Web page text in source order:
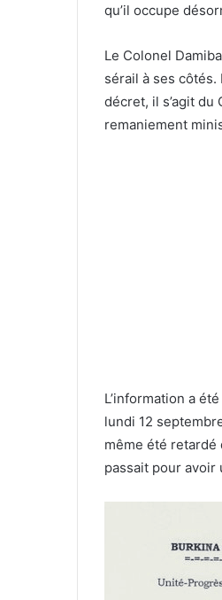
qu’il occupe
Le Colonel
sérail à ses côtés.
décret, il s’agit
remaniement
L’information a
lundi 12
même été retardé
passait pour avoir